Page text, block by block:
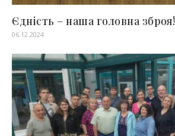
Єдність – наша головна зброя!
06.12.2024